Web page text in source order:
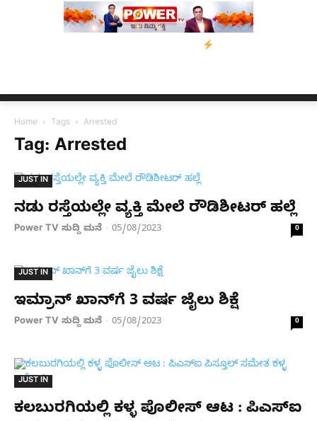
ಬೀರೇನ್ ಸಿಂಗ್ ಅವರ
Home Tags Arrested
Tag: Arrested
JUST IN
ನಡು ರಸ್ತೆಯಲ್ಲೇ ವ್ಯಕ್ತಿ ಮೇಲೆ ರೌಡಿಶೀಟರ್ ಹಲ್ಲೆ
Power TV ಸುದ್ದಿ ಮನೆ - 05/08/2023 0
JUST IN
ಇಮ್ರಾನ್ ಖಾನ್​ಗೆ 3 ವರ್ಷ ಜೈಲು ಶಿಕ್ಷೆ
Power TV ಸುದ್ದಿ ಮನೆ - 05/08/2023 0
JUST IN
ಕಲಬುರಗಿಯಲ್ಲಿ ಕಳ್ಳ ಪೊಲೀಸ್ ಆಟ : ಪಿಎಸ್ಐ